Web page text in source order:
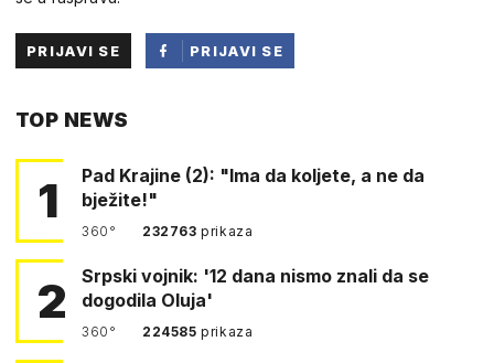
PRIJAVI SE
PRIJAVI SE
TOP NEWS
1
Pad Krajine (2): "Ima da koljete, a ne da
bježite!"
360° 232763prikaza
2
Srpski vojnik: '12 dana nismo znali da se
dogodila Oluja'
360° 224585prikaza